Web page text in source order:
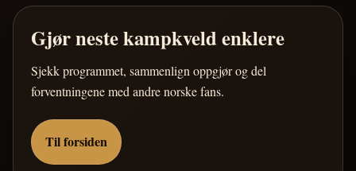
Gjør neste kampkveld enklere
Sjekk programmet, sammenlign oppgjør og del
forventningene med andre norske fans.
Til forsiden